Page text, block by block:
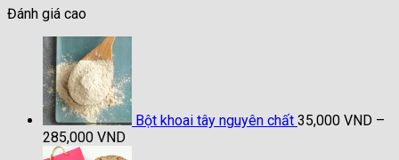
Đánh giá cao
Bột khoai tây nguyên chất 35,000 VND –
285,000 VNDKhoảng